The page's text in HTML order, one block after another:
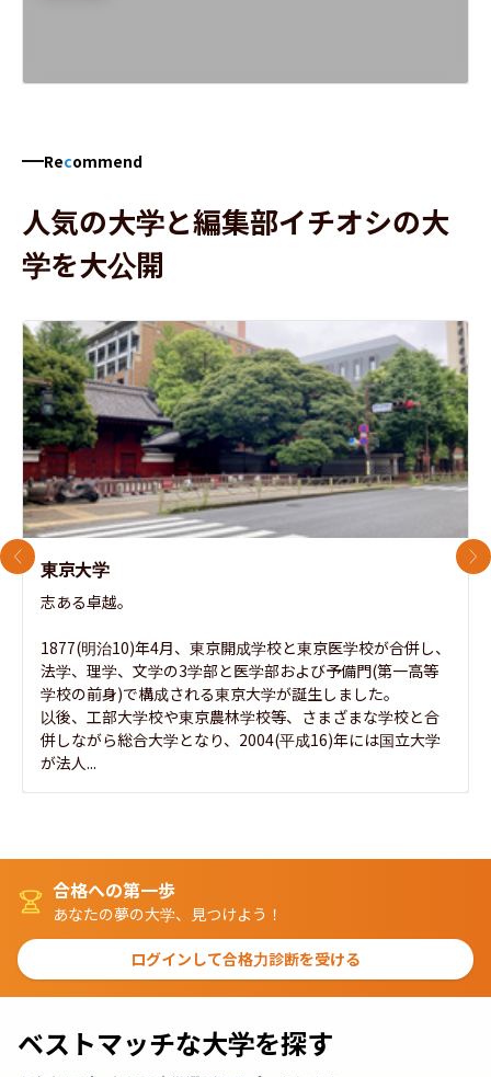
Recommend
人気の大学と編集部イチオシの大
学を大公開
東京大学
志ある卓越。
1877(明治10)年4月、東京開成学校と東京医学校が合併し、
法学、理学、文学の3学部と医学部および予備門(第一高等
学校の前身)で構成される東京大学が誕生しました。
以後、工部大学校や東京農林学校等、さまざまな学校と合
併しながら総合大学となり、2004(平成16)年には国立大学
が法人...
前のスライド 次
合格への第一歩
あなたの夢の大学、見つけよう！
ログインして合格力診断を受ける
ベストマッチな大学を探す